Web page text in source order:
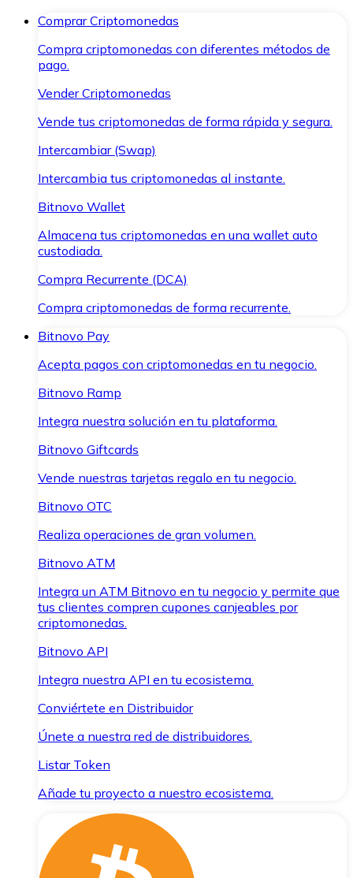
Comprar Criptomonedas
Compra criptomonedas con diferentes métodos de
pago.
Vender Criptomonedas
Vende tus criptomonedas de forma rápida y segura.
Intercambiar (Swap)
Intercambia tus criptomonedas al instante.
Bitnovo Wallet
Almacena tus criptomonedas en una wallet auto
custodiada.
Compra Recurrente (DCA)
Compra criptomonedas de forma recurrente.
Bitnovo Pay
Acepta pagos con criptomonedas en tu negocio.
Bitnovo Ramp
Integra nuestra solución en tu plataforma.
Bitnovo Giftcards
Vende nuestras tarjetas regalo en tu negocio.
Bitnovo OTC
Realiza operaciones de gran volumen.
Bitnovo ATM
Integra un ATM Bitnovo en tu negocio y permite que
tus clientes compren cupones canjeables por
criptomonedas.
Bitnovo API
Integra nuestra API en tu ecosistema.
Conviértete en Distribuidor
Únete a nuestra red de distribuidores.
Listar Token
Añade tu proyecto a nuestro ecosistema.